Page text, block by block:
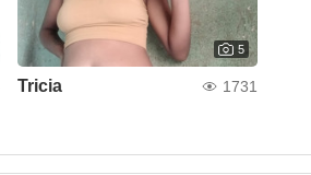
5
Tricia 1731